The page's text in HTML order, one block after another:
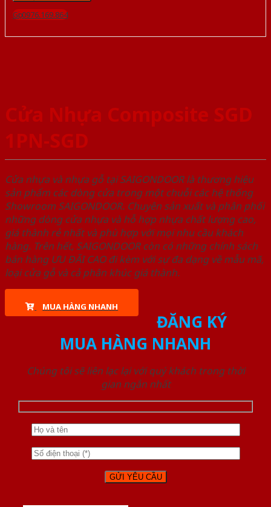
Gọi 0976.169.864
Cửa Nhựa Composite SGD
1PN-SGD
Cửa nhựa và nhựa gỗ tại SAIGONDOOR là thương hiệu
sản phẩm các dòng cửa trong một chuỗi các hệ thống
Showroom SAIGONDOOR. Chuyên sản xuất và phân phối
những dòng cửa nhựa và hỗ hợp nhựa chất lượng cao,
giá thành rẻ nhất và phù hợp với mọi nhu cầu khách
hàng. Trên hết, SAIGONDOOR còn có những chính sách
bán hàng ƯU ĐÃI CAO đi kèm với sự đa dạng về mẫu mã,
loại cửa gỗ và cả phân khúc giá thành.
MUA HÀNG NHANH
ĐĂNG KÝ
MUA HÀNG NHANH
Chúng tôi sẽ liên lạc lại với quý khách trong thời
gian ngắn nhất